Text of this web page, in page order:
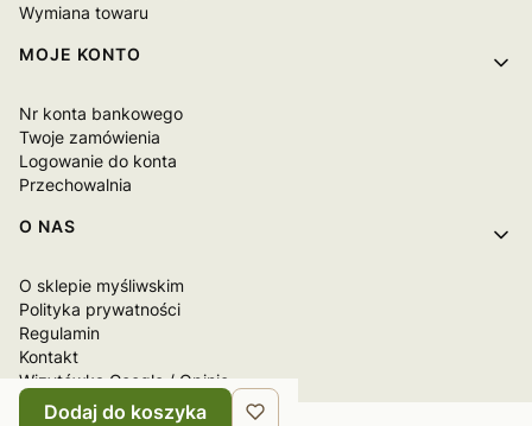
Wymiana towaru
MOJE KONTO
Nr konta bankowego
Twoje zamówienia
Logowanie do konta
Przechowalnia
O NAS
O sklepie myśliwskim
Polityka prywatności
Regulamin
Kontakt
Wizytówka Google / Opinie
Dodaj do koszyka